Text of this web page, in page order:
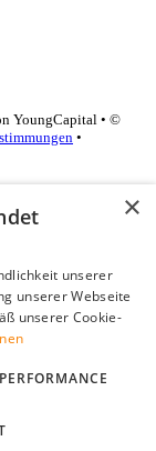
YoungCapital • ©
•
×
unserer
unserer Webseite
unserer Cookie-
PERFORMANCE